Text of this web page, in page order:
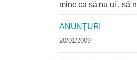
mine ca să nu uit, să
ANUNŢURI
20/01/2009